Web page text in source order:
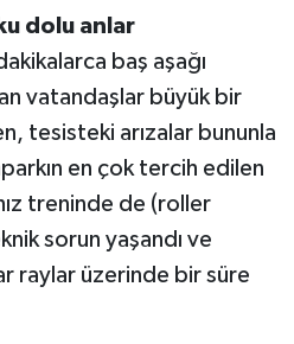
dolu anlar
baş aşağı
vatandaşlar büyük bir
tesisteki arızalar bununla
en çok tercih edilen
treninde de (roller
sorun yaşandı ve
raylar üzerinde bir süre